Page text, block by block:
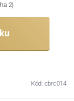
2)
Kód: cbrc014